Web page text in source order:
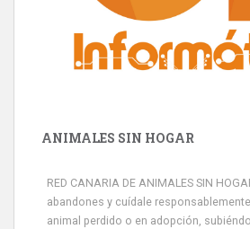
ANIMALES SIN HOGAR
RED CANARIA DE ANIMALES SIN
abandones y cuídale
animal perdido o en adopción,